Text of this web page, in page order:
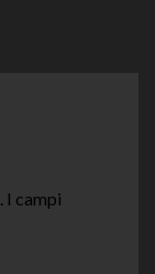
I campi